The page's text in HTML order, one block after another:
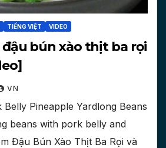
TIẾNG VIỆT VIDEO
đậu bún xào thịt ba rọi
VN
Pineapple Yardlong Beans
beans with pork belly and
Đậu Bún Xào Thịt Ba Rọi và